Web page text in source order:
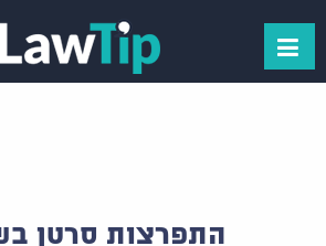
התפרצות סרטן